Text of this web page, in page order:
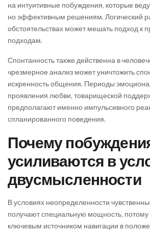
на интуитивные побуждения, которые
но эффективным решениям. Логический
обстоятельствах может мешать подход к
подходам.
Спонтанность также действенна в
чрезмерное анализ может уничтожить
искренность общения. Периоды
проявления любви, товарищеской
предполагают именно импульсивного
спланированного поведения.
Почему
усиливаются в
двусмысленности
В условиях неопределенности
получают специальную мощность, потому
ключевым источником навигации в